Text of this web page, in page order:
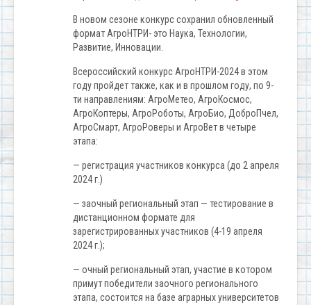
В новом сезоне конкурс сохранил обновленный
формат АгроНТРИ- это Наука, Технологии,
Развитие, Инновации.
Всероссийский конкурс АгроНТРИ-2024 в этом
году пройдет также, как и в прошлом году, по 9-
ти направлениям: АгроМетео, АгроКосмос,
АгроКоптеры, АгроРоботы, АгроБио, ДоброПчел,
АгроСмарт, АгроРоверы и АгроВет в четыре
этапа:
— регистрация участников конкурса (до 2 апреля
2024 г.)
— заочный региональный этап — тестирование в
дистанционном формате для
зарегистрированных участников (4-19 апреля
2024 г.);
— очный региональный этап, участие в котором
примут победители заочного регионального
этапа, состоится на базе аграрных университетов